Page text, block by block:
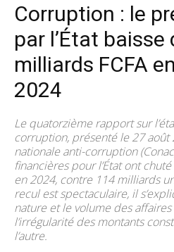
Corruption : le
par l’État baisse
milliards FCFA
2024
Le quatorzième rapport sur
corruption, présenté le 27 août
nationale anti-corruption
financières pour l’État ont
en 2024, contre 114 milliards
recul est spectaculaire, il
nature et le volume des
l’irrégularité des montants
l’autre.